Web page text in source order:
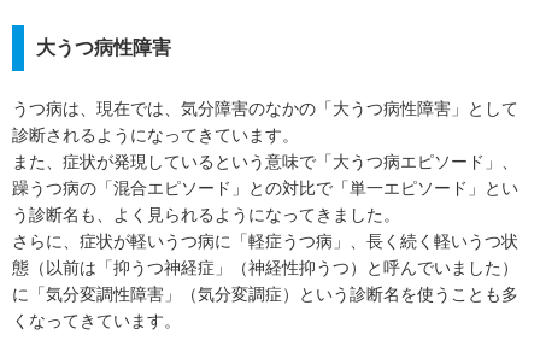
大うつ病性障害
うつ病は、現在では、気分障害のなかの「大うつ病性障害」として
診断されるようになってきています。
また、症状が発現しているという意味で「大うつ病エピソード」、
躁うつ病の「混合エピソード」との対比で「単一エピソード」とい
う診断名も、よく見られるようになってきました。
さらに、症状が軽いうつ病に「軽症うつ病」、長く続く軽いうつ状
態（以前は「抑うつ神経症」（神経性抑うつ）と呼んでいました）
に「気分変調性障害」（気分変調症）という診断名を使うことも多
くなってきています。